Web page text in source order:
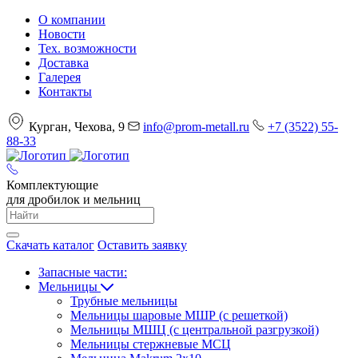
О компании
Новости
Тех. возможности
Доставка
Галерея
Контакты
Курган, Чехова, 9 info@prom-metall.ru
+7 (3522) 55-
88-33
Комплектующие
для дробилок и мельниц
Скачать каталог Оставить заявку
Запасные части:
Мельницы
Трубные мельницы
Мельницы шаровые МШР (с решеткой)
Мельницы МШЦ (с центральной разгрузкой)
Мельницы стержневые МСЦ